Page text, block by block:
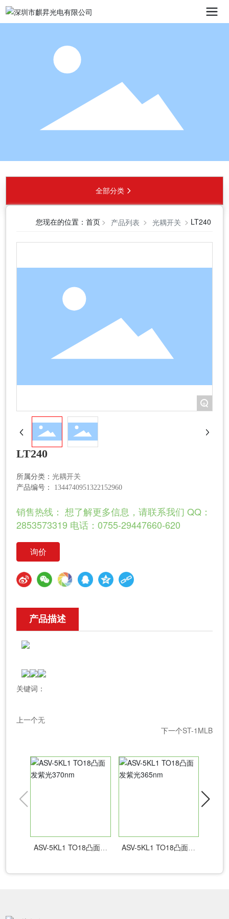
全部分类
您现在的位置： 首页 产品列表 光耦开关 LT240
+
LT240
所属分类：光耦开关
产品编号：
1344740951322152960
销售热线： 想了解更多信息，请联系我们 QQ：
2853573319 电话：0755-29447660-620
询价
产品描述
关键词：
上一个无
下一个ST-1MLB
ASV-5KL1 TO18凸面发
ASV-5KL1 TO18凸面发